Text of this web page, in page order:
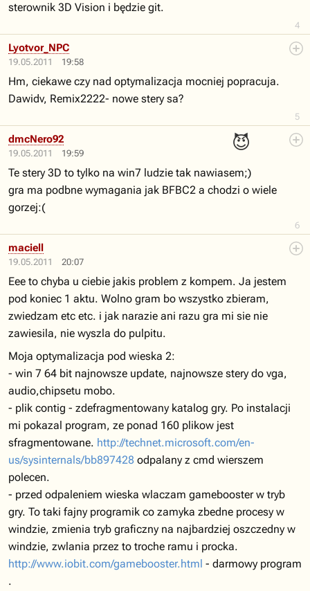
4
sterownik 3D Vision i będzie git.
19.05.2011 19:58
5
Lyotvor_NPC
Hm, ciekawe czy nad optymalizacja mocniej popracuja.
Dawidv, Remix2222- nowe stery sa?
19.05.2011 19:59
😈
6
dmcNero92
Te stery 3D to tylko na win7 ludzie tak nawiasem;)
gra ma podbne wymagania jak BFBC2 a chodzi o wiele
gorzej:(
19.05.2011 20:07
maciell
Eee to chyba u ciebie jakis problem z kompem. Ja jestem
pod koniec 1 aktu. Wolno gram bo wszystko zbieram,
zwiedzam etc etc. i jak narazie ani razu gra mi sie nie
zawiesila, nie wyszla do pulpitu.
Moja optymalizacja pod wieska 2:
- win 7 64 bit najnowsze update, najnowsze stery do vga,
audio,chipsetu mobo.
- plik contig - zdefragmentowany katalog gry. Po instalacji
mi pokazal program, ze ponad 160 plikow jest
sfragmentowane. http://technet.microsoft.com/en-
us/sysinternals/bb897428 odpalany z cmd wierszem
polecen.
- przed odpaleniem wieska wlaczam gamebooster w tryb
gry. To taki fajny programik co zamyka zbedne procesy w
windzie, zmienia tryb graficzny na najbardziej oszczedny w
windzie, zwlania przez to troche ramu i procka.
http://www.iobit.com/gamebooster.html - darmowy program
.